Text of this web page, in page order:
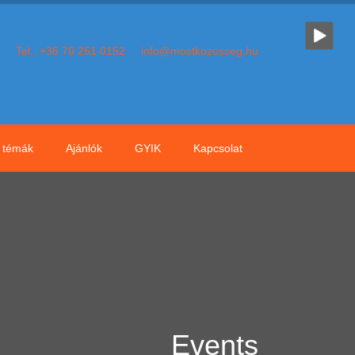
Tel.: +36 70 251 0152 info@mostkozosseg.hu
témák Ajánlók GYIK Kapcsolat
Events